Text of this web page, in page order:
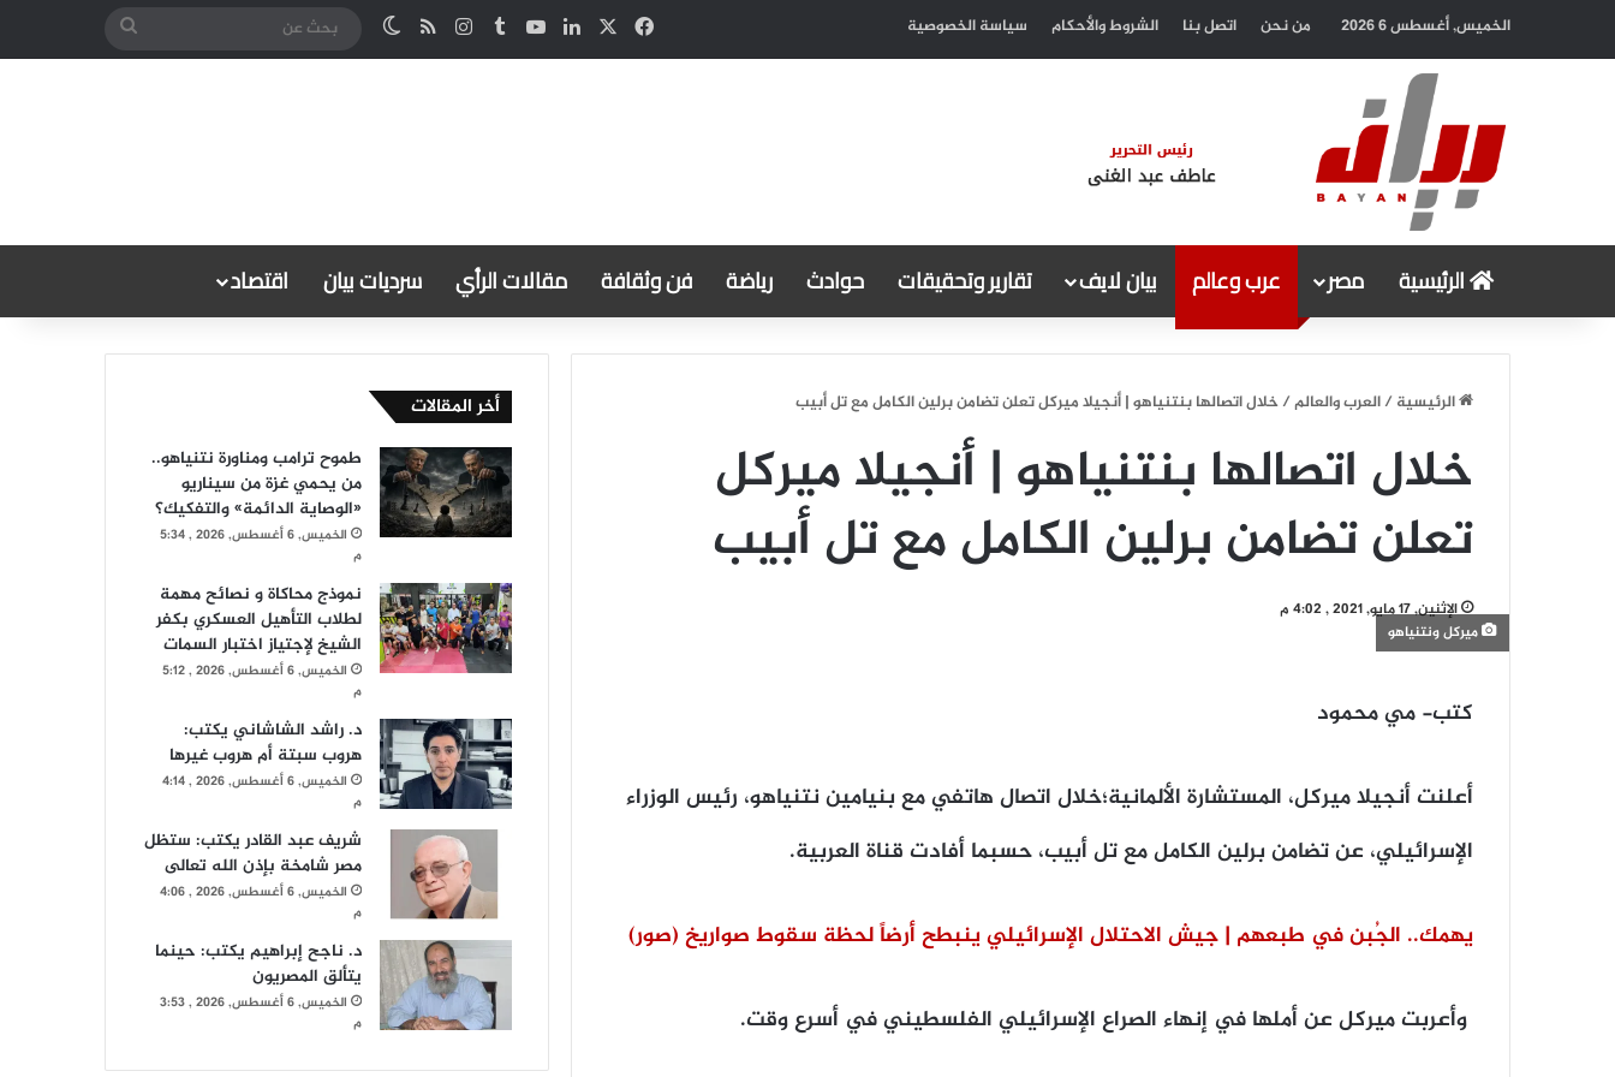
الخميس, أغسطس 6 2026 من نحن اتصل بنا الشروط والأحكام سياسة الخصوصية فيسبوكلينكدإن‫YouTubeانستقرامملخص الموقع RSS
الوضع المظلم
بحث
الرئيسية مصر عرب وعالم بيان لايف تقارير وتحقيقات حوادث رياضة فن وثقافة مقالات الرأي سرديات بيان اقتصاد
الرئيسية/العرب والعالم/خلال اتصالها بنتنياهو | أنجيلا ميركل تعلن تضامن برلين الكامل مع تل أبيب
خلال اتصالها بنتنياهو | أنجيلا ميركل
تعلن تضامن برلين الكامل مع تل أبيب
الإثنين, 17 مايو, 2021 , 4:02 م
ميركل ونتنياهو
كتب- مي محمود
أعلنت أنجيلا ميركل، المستشارة الألمانية؛خلال اتصال هاتفي مع بنيامين نتنياهو، رئيس الوزراء
الإسرائيلي، عن تضامن برلين الكامل مع تل أبيب، حسبما أفادت قناة العربية.
يهمك.. الجُبن في طبعهم | جيش الاحتلال الإسرائيلي ينبطح أرضاً لحظة سقوط صواريخ (صور)
وأعربت ميركل عن أملها في إنهاء الصراع الإسرائيلي الفلسطيني في أسرع وقت.
طموح ترامب ومناورة نتنياهو.. من يحمي
غزة من سيناريو «الوصاية الدائمة»
أخر المقالات
طموح ترامب ومناورة نتنياهو..
من يحمي غزة من سيناريو
«الوصاية الدائمة» والتفكيك؟
الخميس, 6 أغسطس, 2026 , 5:34
م
نموذج محاكاة و نصائح مهمة
لطلاب التأهيل العسكري بكفر
الشيخ لإجتياز اختبار السمات
الخميس, 6 أغسطس, 2026 , 5:12
م
د. راشد الشاشاني يكتب:
هروب سبتة أم هروب غيرها
الخميس, 6 أغسطس, 2026 , 4:14
م
شريف عبد القادر يكتب: ستظل
مصر شامخة بإذن الله تعالى
الخميس, 6 أغسطس, 2026 , 4:06
م
د. ناجح إبراهيم يكتب: حينما
يتألق المصريون
الخميس, 6 أغسطس, 2026 , 3:53
م